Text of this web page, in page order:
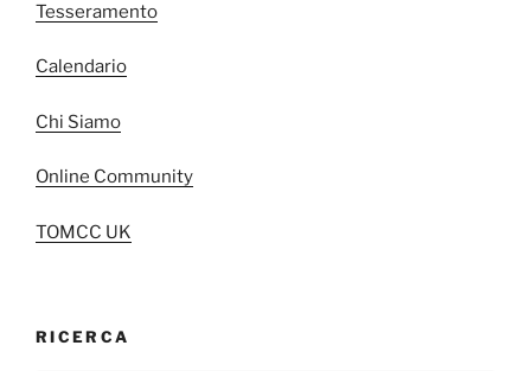
Tesseramento
Calendario
Chi Siamo
Online Community
TOMCC UK
RICERCA